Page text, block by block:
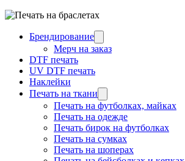
Брендирование
Мерч на заказ
DTF печать
UV DTF печать
Наклейки
Печать на ткани
Печать на футболках, майках
Печать на одежде
Печать бирок на футболках
Печать на сумках
Печать на шоперах